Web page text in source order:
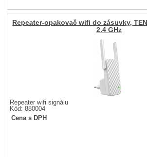
Repeater-opakovač wifi do zásuvky,
2.4 GHz
Repeater wifi signálu
Kód: 880004
Cena s DPH